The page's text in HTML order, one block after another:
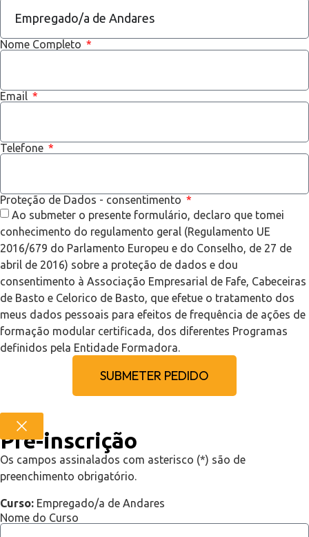
Nome Completo
Email
Telefone
Proteção de Dados - consentimento
Ao submeter o presente formulário, declaro que tomei
conhecimento do regulamento geral (Regulamento UE
2016/679 do Parlamento Europeu e do Conselho, de 27 de
abril de 2016) sobre a proteção de dados e dou
consentimento à Associação Empresarial de Fafe, Cabeceiras
de Basto e Celorico de Basto, que efetue o tratamento dos
meus dados pessoais para efeitos de frequência de ações de
formação modular certificada, dos diferentes Programas
definidos pela Entidade Formadora.
SUBMETER PEDIDO
Pré-inscrição
Os campos assinalados com asterisco (*) são de
preenchimento obrigatório.
Curso: Empregado/a de Andares
Nome do Curso